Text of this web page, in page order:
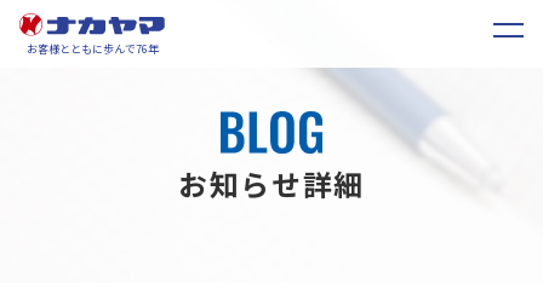
お客様とともに歩んで76年
お知らせ詳細